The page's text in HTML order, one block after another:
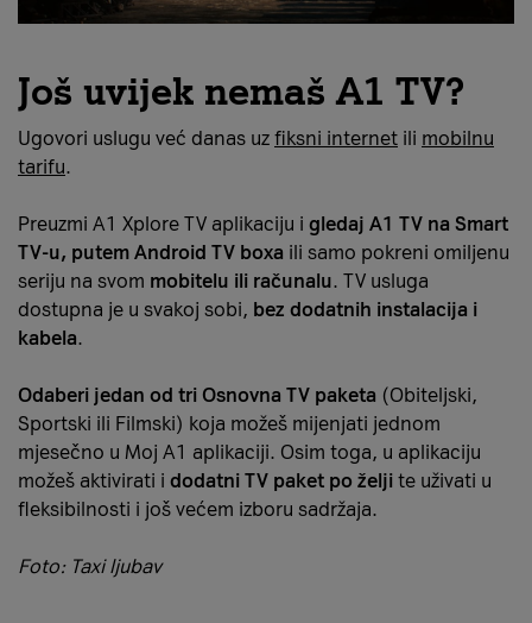
Još uvijek nemaš A1 TV?
Ugovori uslugu već danas uz fiksni internet ili mobilnu
tarifu.
Preuzmi A1 Xplore TV aplikaciju i gledaj A1 TV na Smart
TV-u, putem Android TV boxa ili samo pokreni omiljenu
seriju na svom mobitelu ili računalu. TV usluga
dostupna je u svakoj sobi, bez dodatnih instalacija i
kabela.
Odaberi jedan od tri Osnovna TV paketa (Obiteljski,
Sportski ili Filmski) koja možeš mijenjati jednom
mjesečno u Moj A1 aplikaciji. Osim toga, u aplikaciju
možeš aktivirati i dodatni TV paket po želji te uživati u
fleksibilnosti i još većem izboru sadržaja.
Foto: Taxi ljubav